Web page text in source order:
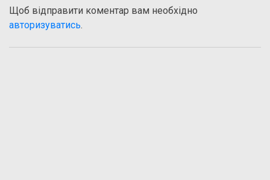
Щоб відправити коментар вам необхідно
авторизуватись.